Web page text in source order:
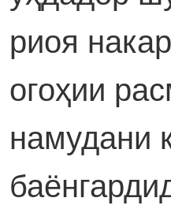
риоя
огоҳии
намудани